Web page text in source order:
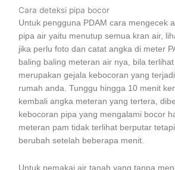
Cara deteksi pipa bocor
Untuk pengguna PDAM cara mengecek
pipa air yaitu menutup semua kran air,
jika perlu foto dan catat angka di meter
baling baling meteran air nya, bila
merupakan gejala kebocoran yang
rumah anda. Tunggu hingga 10 menit
kembali angka meteran yang tertera,
kebocoran pipa yang mengalami bocor
meteran pam tidak terlihat berputar
berubah setelah beberapa menit.
Untuk pemakai air tanah yang tanpa